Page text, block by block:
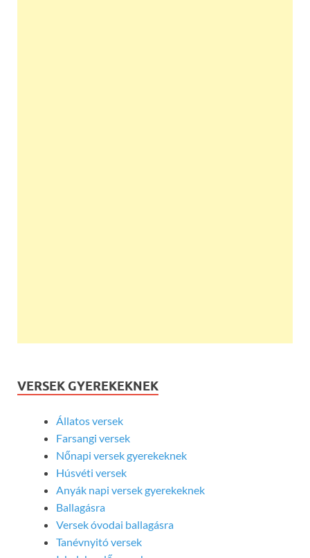
VERSEK GYEREKEKNEK
Állatos versek
Farsangi versek
Nőnapi versek gyerekeknek
Húsvéti versek
Anyák napi versek gyerekeknek
Ballagásra
Versek óvodai ballagásra
Tanévnyitó versek